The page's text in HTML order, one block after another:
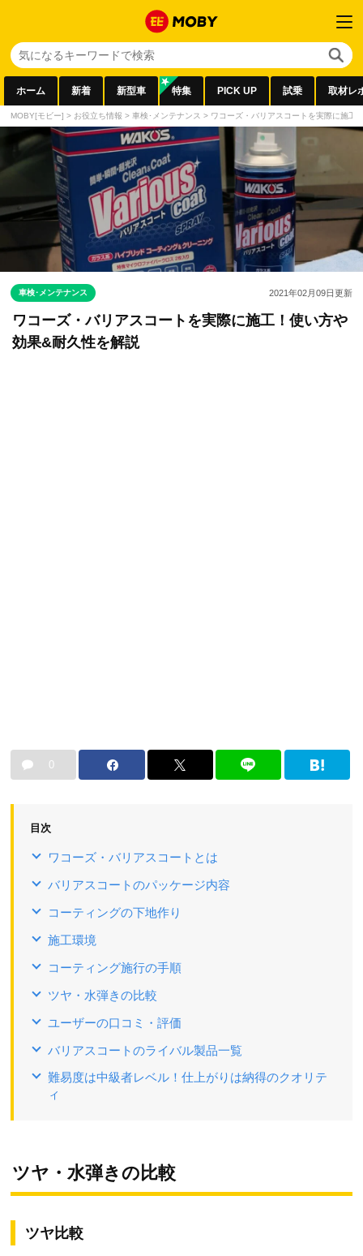
ホーム 新着 新型車 特集 PICK UP 試乗 取材レ
MOBY[モビー] > お役立ち情報 > 車検･メンテナンス > ワコーズ・バリアスコートを実際に施工
車検･メンテナンス 2021年02月09日更新
ワコーズ・バリアスコートを実際に施工！使い方や
効果&耐久性を解説
0
目次
ワコーズ・バリアスコートとは
バリアスコートのパッケージ内容
コーティングの下地作り
施工環境
コーティング施行の手順
ツヤ・水弾きの比較
ユーザーの口コミ・評価
バリアスコートのライバル製品一覧
難易度は中級者レベル！仕上がりは納得のクオリテ
ィ
ツヤ・水弾きの比較
ツヤ比較